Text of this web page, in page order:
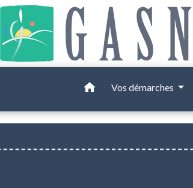
home Vos démarches